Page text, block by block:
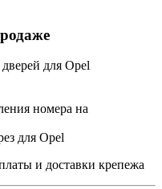
для Opel
номера на
для Opel
и доставки крепежа